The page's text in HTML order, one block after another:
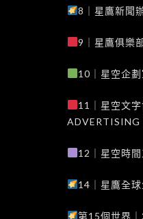
8｜星鷹新聞
9｜星鷹俱樂
10｜星空企
11｜星空文
ADVERTISING
12｜星空時
14｜星鷹全
第15個世界